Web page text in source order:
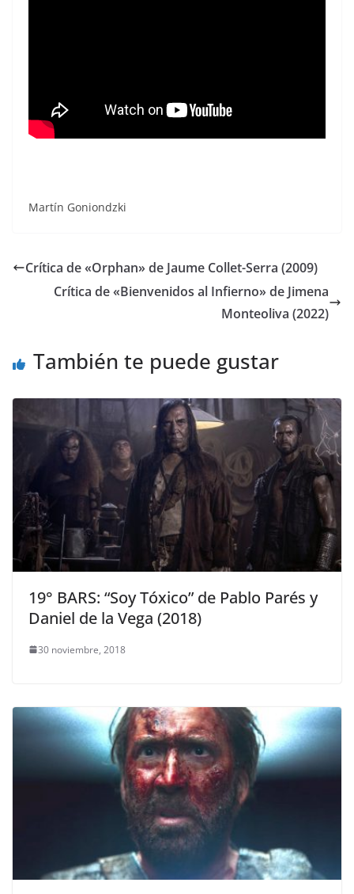
Martín Goniondzki
Crítica de «Orphan» de Jaume Collet-Serra (2009)
Crítica de «Bienvenidos al Infierno» de Jimena
Monteoliva (2022)
También te puede gustar
19° BARS: “Soy Tóxico” de Pablo Parés y
Daniel de la Vega (2018)
30 noviembre, 2018